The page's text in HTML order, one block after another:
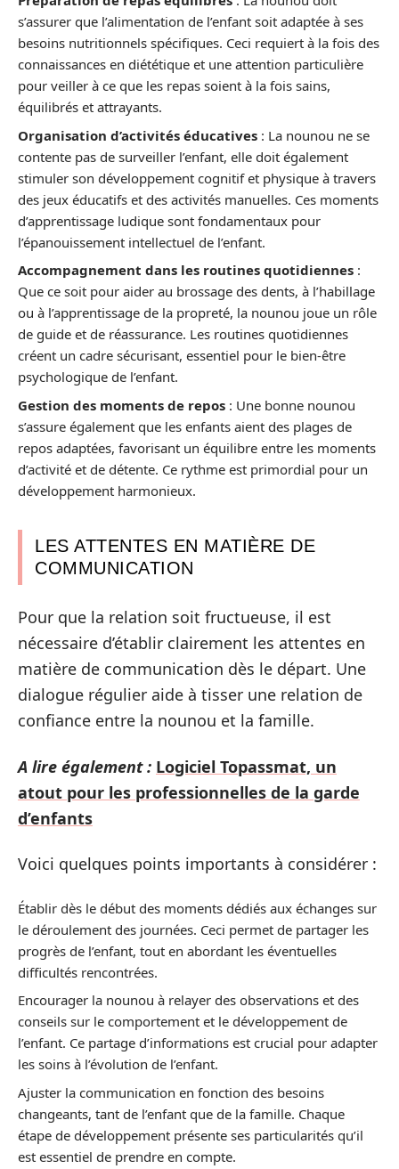
s’assurer que l’alimentation de l’enfant soit adaptée à ses
besoins nutritionnels spécifiques. Ceci requiert à la fois des
connaissances en diététique et une attention particulière
pour veiller à ce que les repas soient à la fois sains,
équilibrés et attrayants.
Organisation d’activités éducatives : La nounou ne se
contente pas de surveiller l’enfant, elle doit également
stimuler son développement cognitif et physique à travers
des jeux éducatifs et des activités manuelles. Ces moments
d’apprentissage ludique sont fondamentaux pour
l’épanouissement intellectuel de l’enfant.
Accompagnement dans les routines quotidiennes :
Que ce soit pour aider au brossage des dents, à l’habillage
ou à l’apprentissage de la propreté, la nounou joue un rôle
de guide et de réassurance. Les routines quotidiennes
créent un cadre sécurisant, essentiel pour le bien-être
psychologique de l’enfant.
Gestion des moments de repos : Une bonne nounou
s’assure également que les enfants aient des plages de
repos adaptées, favorisant un équilibre entre les moments
d’activité et de détente. Ce rythme est primordial pour un
développement harmonieux.
LES ATTENTES EN MATIÈRE DE
COMMUNICATION
Pour que la relation soit fructueuse, il est
nécessaire d’établir clairement les attentes en
matière de communication dès le départ. Une
dialogue régulier aide à tisser une relation de
confiance entre la nounou et la famille.
A lire également : Logiciel Topassmat, un
atout pour les professionnelles de la garde
d’enfants
Voici quelques points importants à considérer :
Établir dès le début des moments dédiés aux échanges sur
le déroulement des journées. Ceci permet de partager les
progrès de l’enfant, tout en abordant les éventuelles
difficultés rencontrées.
Encourager la nounou à relayer des observations et des
conseils sur le comportement et le développement de
l’enfant. Ce partage d’informations est crucial pour adapter
les soins à l’évolution de l’enfant.
Ajuster la communication en fonction des besoins
changeants, tant de l’enfant que de la famille. Chaque
étape de développement présente ses particularités qu’il
est essentiel de prendre en compte.